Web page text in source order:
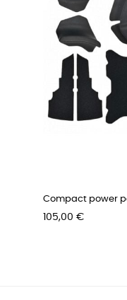
Compact power
Pris
105,00 €